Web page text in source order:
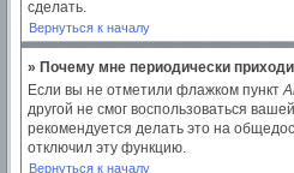
сделать.
Вернуться к началу
» Почему мне периодически
Если вы не отметили флажком пункт
другой не смог воспользоваться
рекомендуется делать это на
отключил эту функцию.
Вернуться к началу